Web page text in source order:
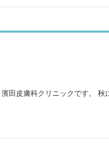
田皮膚科クリニックです。